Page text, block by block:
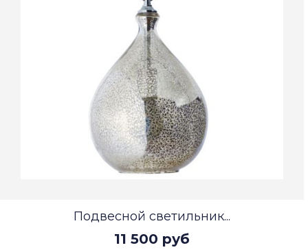
Подвесной светильник...
11 500 руб